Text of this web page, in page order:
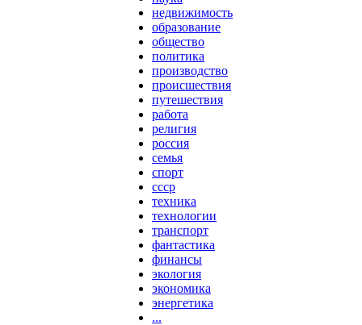
недвижимость
образование
общество
политика
производство
происшествия
путешествия
работа
религия
россия
семья
спорт
ссср
техника
технологии
транспорт
фантастика
финансы
экология
экономика
энергетика
...